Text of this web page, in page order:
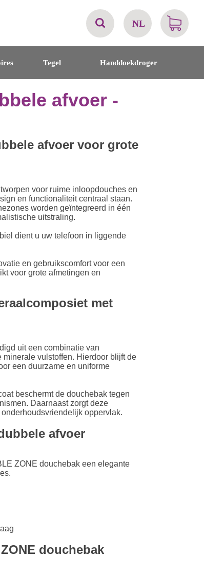
NL
BE
EN
Tegel Handdoekdroger
afvoer -
afvoer voor grote
voor ruime inloopdouches en
en functionaliteit centraal staan.
worden geïntegreerd in één
uitstraling.
dient u uw telefoon in liggende
en gebruikscomfort voor een
voor grote afmetingen en
met
uit een combinatie van
vulstoffen. Hierdoor blijft de
een duurzame en uniforme
beschermt de douchebak tegen
Daarnaast zorgt deze
oppervlak.
afvoer
ZONE douchebak een elegante
douchebak